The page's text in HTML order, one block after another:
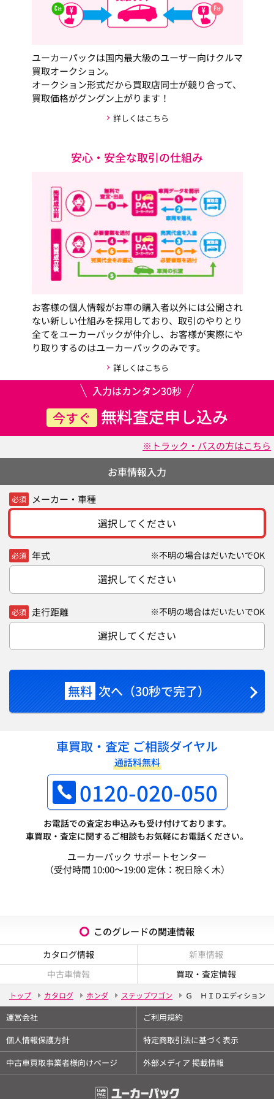
ユーカーパックは国内最大級のユーザー向けクルマ
買取オークション。
オークション形式だから買取店同士が競り合って、
買取価格がグングン上がります！
詳しくはこちら
安心・安全な取引の仕組み
お客様の個人情報がお車の購入者以外には公開され
ない新しい仕組みを採用しており、取引のやりとり
全てをユーカーパックが仲介し、お客様が実際にや
り取りするのはユーカーパックのみです。
詳しくはこちら
入力はカンタン30秒
今すぐ 無料査定申し込み
※トラック・バスの方はこちら
お車情報入力
必須 メーカー・車種
選択してください
必須 年式 ※不明の場合はだいたいでOK
選択してください
必須 走行距離 ※不明の場合はだいたいでOK
選択してください
無料 次へ（30秒で完了）
車買取・査定 ご相談ダイヤル
通話料無料
0120-020-050
お電話での査定お申込みも受け付けております。
車買取・査定に関するご相談もお気軽にお電話ください。
ユーカーパック サポートセンター
（受付時間 10:00～19:00 定休：祝日除く木）
このグレードの関連情報
カタログ情報
新車情報
中古車情報
買取・査定情報
トップ カタログ ホンダ ステップワゴン Ｇ ＨＩＤエディション
運営会社
ご利用規約
個人情報保護方針
特定商取引法に基づく表示
中古車買取事業者様向けページ
外部メディア 掲載情報